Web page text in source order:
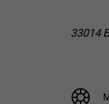
33014